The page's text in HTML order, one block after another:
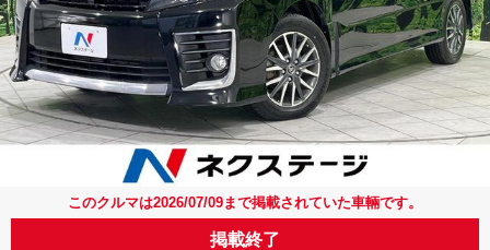
このクルマは2026/07/09まで掲載されていた車輛です。
掲載終了